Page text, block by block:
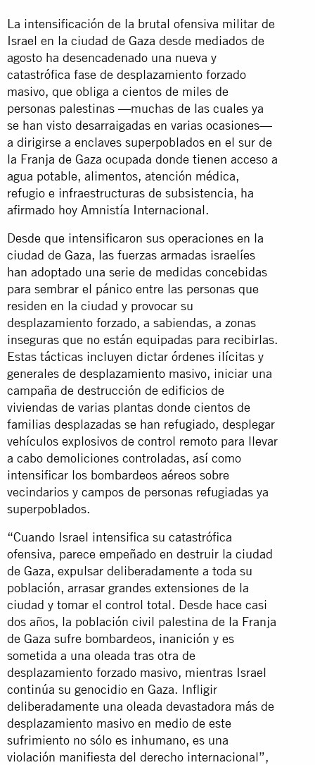
La intensificación de la brutal ofensiva militar de
Israel en la ciudad de Gaza desde mediados de
agosto ha desencadenado una nueva y
catastrófica fase de desplazamiento forzado
masivo, que obliga a cientos de miles de
personas palestinas —muchas de las cuales ya
se han visto desarraigadas en varias ocasiones—
a dirigirse a enclaves superpoblados en el sur de
la Franja de Gaza ocupada donde tienen acceso a
agua potable, alimentos, atención médica,
refugio e infraestructuras de subsistencia, ha
afirmado hoy Amnistía Internacional.
Desde que intensificaron sus operaciones en la
ciudad de Gaza, las fuerzas armadas israelíes
han adoptado una serie de medidas concebidas
para sembrar el pánico entre las personas que
residen en la ciudad y provocar su
desplazamiento forzado, a sabiendas, a zonas
inseguras que no están equipadas para recibirlas.
Estas tácticas incluyen dictar órdenes ilícitas y
generales de desplazamiento masivo, iniciar una
campaña de destrucción de edificios de
viviendas de varias plantas donde cientos de
familias desplazadas se han refugiado, desplegar
vehículos explosivos de control remoto para llevar
a cabo demoliciones controladas, así como
intensificar los bombardeos aéreos sobre
vecindarios y campos de personas refugiadas ya
superpoblados.
“Cuando Israel intensifica su catastrófica
ofensiva, parece empeñado en destruir la ciudad
de Gaza, expulsar deliberadamente a toda su
población, arrasar grandes extensiones de la
ciudad y tomar el control total. Desde hace casi
dos años, la población civil palestina de la Franja
de Gaza sufre bombardeos, inanición y es
sometida a una oleada tras otra de
desplazamiento forzado masivo, mientras Israel
continúa su genocidio en Gaza. Infligir
deliberadamente una oleada devastadora más de
desplazamiento masivo en medio de este
sufrimiento no sólo es inhumano, es una
violación manifiesta del derecho internacional”,